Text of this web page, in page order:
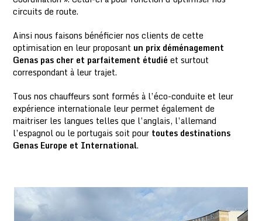
circuits de route.
Ainsi nous faisons bénéficier nos clients de cette
optimisation en leur proposant un prix déménagement
Genas pas cher et parfaitement étudié et surtout
correspondant à leur trajet.
Tous nos chauffeurs sont formés à l’éco-conduite et leur
expérience internationale leur permet également de
maitriser les langues telles que l’anglais, l’allemand
l’espagnol ou le portugais soit pour toutes destinations
Genas Europe et International.